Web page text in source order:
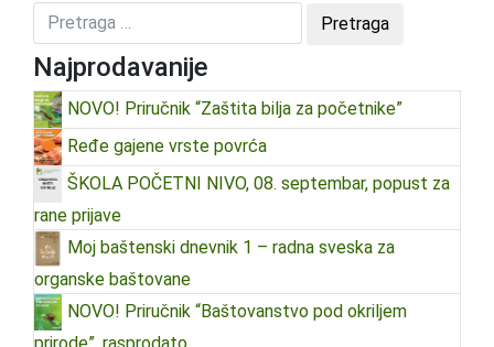
Najprodavanije
NOVO! Priručnik “Zaštita bilja za početnike”
Ređe gajene vrste povrća
ŠKOLA POČETNI NIVO, 08. septembar, popust za
rane prijave
Moj baštenski dnevnik 1 – radna sveska za
organske baštovane
NOVO! Priručnik “Baštovanstvo pod okriljem